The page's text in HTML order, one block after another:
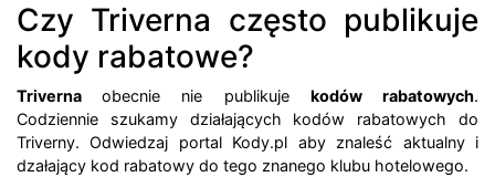
Czy Triverna często publikuje
kody rabatowe?
Trivernaobecnie nie publikuje kodów rabatowych.
Codziennie szukamy działających kodów rabatowych do
Triverny. Odwiedzaj portal Kody.pl aby znaleść aktualny i
dzałający kod rabatowy do tego znanego klubu hotelowego.